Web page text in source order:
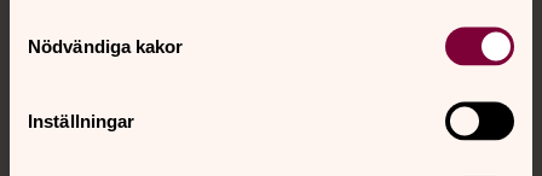
Nödvändiga kakor
Inställningar